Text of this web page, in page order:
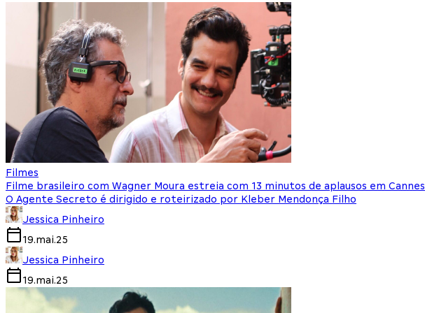
Filmes
Filme brasileiro com Wagner Moura estreia com 13 minutos de aplausos em Cannes
O Agente Secreto é dirigido e roteirizado por Kleber Mendonça Filho
Jessica Pinheiro
19.mai.25
Jessica Pinheiro
19.mai.25